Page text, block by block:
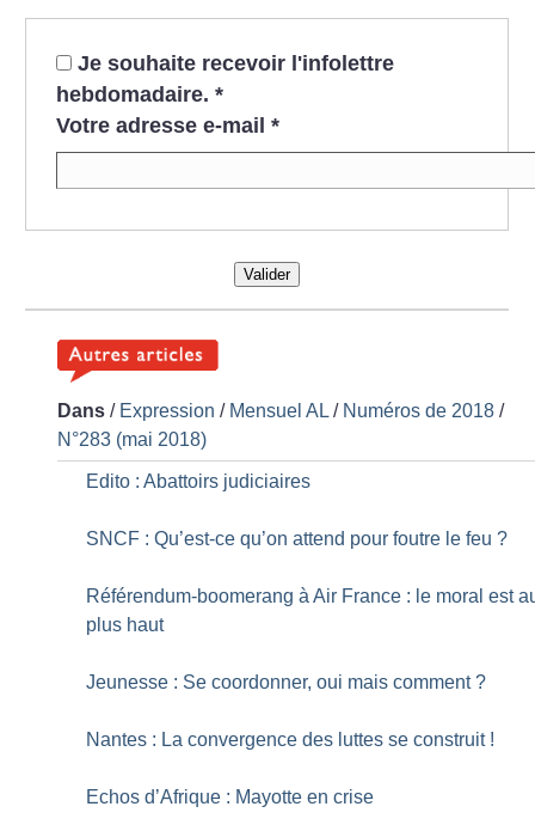
Je souhaite recevoir l'infolettre
hebdomadaire. *
Votre adresse e-mail *
Valider
Dans / Expression / Mensuel AL / Numéros de 2018 /
N°283 (mai 2018)
Edito : Abattoirs judiciaires
SNCF : Qu’est-ce qu’on attend pour foutre le feu ?
Référendum-boomerang à Air France : le moral est
plus haut
Jeunesse : Se coordonner, oui mais comment ?
Nantes : La convergence des luttes se construit !
Echos d’Afrique : Mayotte en crise